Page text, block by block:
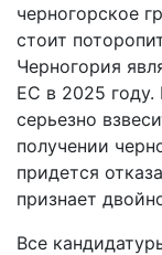
черногорское
стоит
Черногория
ЕС в 2025 году.
серьезно
получении
придется
признает
Все